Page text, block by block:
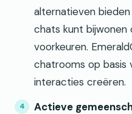
alternatieven
chats kunt bijwonen
voorkeuren.
chatrooms op basis
interacties creëren.
Actieve